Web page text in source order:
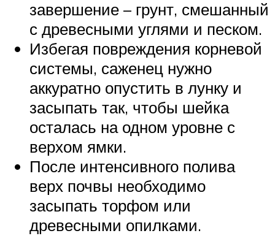
завершение – грунт, смешанный
с древесными углями и песком.
Избегая повреждения корневой
системы, саженец нужно
аккуратно опустить в лунку и
засыпать так, чтобы шейка
осталась на одном уровне с
верхом ямки.
После интенсивного полива
верх почвы необходимо
засыпать торфом или
древесными опилками.